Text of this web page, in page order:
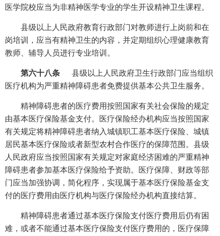
医学院校应当为非精神医学专业的学生开设精神卫生课程。
县级以上人民政府教育行政部门对教师进行上岗前和在
岗培训，应当有精神卫生的内容，并定期组织心理健康教育
教师、辅导人员进行专业培训。
第六十八条
县级以上人民政府卫生行政部门应当组织
医疗机构为严重精神障碍患者免费提供基本公共卫生服务。
精神障碍患者的医疗费用按照国家有关社会保险的规定
由基本医疗保险基金支付。医疗保险经办机构应当按照国家
有关规定将精神障碍患者纳入城镇职工基本医疗保险、城镇
居民基本医疗保险或者新型农村合作医疗的保障范围。县级
人民政府应当按照国家有关规定对家庭经济困难的严重精神
障碍患者参加基本医疗保险给予资助。医疗保障、财政等部
门应当加强协调，简化程序，实现属于基本医疗保险基金支
付的医疗费用由医疗机构与医疗保险经办机构直接结算。
精神障碍患者通过基本医疗保险支付医疗费用后仍有困
难，或者不能通过基本医疗保险支付医疗费用的，医疗保障